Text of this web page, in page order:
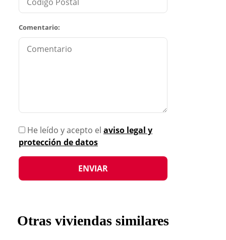
Comentario:
He leído y acepto el aviso legal y
protección de datos
Otras viviendas similares